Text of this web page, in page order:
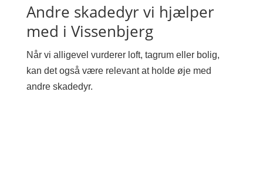
Andre skadedyr vi hjælper
med i Vissenbjerg
Når vi alligevel vurderer loft, tagrum eller bolig,
kan det også være relevant at holde øje med
andre skadedyr.